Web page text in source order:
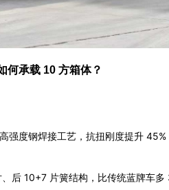
何承载 10 方箱体？
强度钢焊接工艺，抗扭刚度提升
后 10+7 片簧结构，比传统蓝牌车